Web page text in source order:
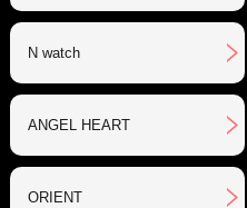
N watch
ANGEL HEART
ORIENT